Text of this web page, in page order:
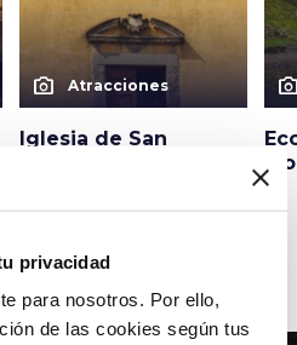
privacidad
para nosotros. Por ello,
de las cookies según tus
photo_camera Atracciones
Iglesia de San
map Ver en el mapa